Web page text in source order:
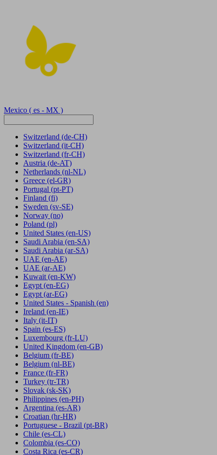
Mexico ( es - MX )
Switzerland (de-CH)
Switzerland (it-CH)
Switzerland (fr-CH)
Austria (de-AT)
Netherlands (nl-NL)
Greece (el-GR)
Portugal (pt-PT)
Finland (fi)
Sweden (sv-SE)
Norway (no)
Poland (pl)
United States (en-US)
Saudi Arabia (en-SA)
Saudi Arabia (ar-SA)
UAE (en-AE)
UAE (ar-AE)
Kuwait (en-KW)
Egypt (en-EG)
Egypt (ar-EG)
United States - Spanish (en)
Ireland (en-IE)
Italy (it-IT)
Spain (es-ES)
Luxembourg (fr-LU)
United Kingdom (en-GB)
Belgium (fr-BE)
Belgium (nl-BE)
France (fr-FR)
Turkey (tr-TR)
Slovak (sk-SK)
Philippines (en-PH)
Argentina (es-AR)
Croatian (hr-HR)
Portuguese - Brazil (pt-BR)
Chile (es-CL)
Colombia (es-CO)
Costa Rica (es-CR)